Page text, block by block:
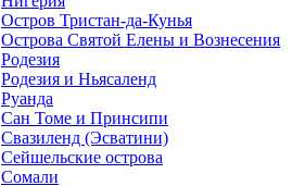
Остров Тристан-да-Кунья
Острова Святой Елены и Вознесения
Родезия
Родезия и Ньясаленд
Руанда
Сан Томе и Принсипи
Свазиленд (Эсватини)
Сейшельские острова
Сомали